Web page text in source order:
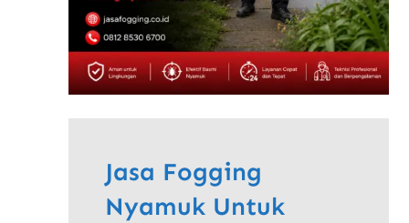
Jasa Fogging
Nyamuk Untuk